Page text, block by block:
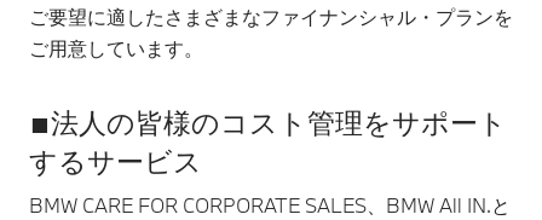
ご要望に適したさまざまなファイナンシャル・プランを
ご用意しています。
■法人の皆様のコスト管理をサポート
するサービス
BMW CARE FOR CORPORATE SALES、BMW All IN.と